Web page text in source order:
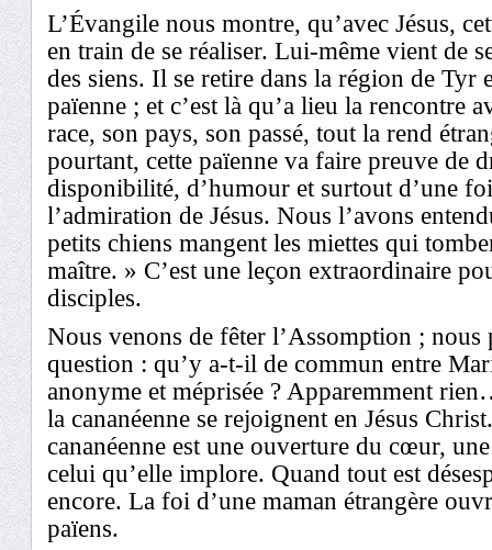
L’Évangile nous montre, qu’avec Jésus,
en train de se réaliser. Lui-même vient de
des siens. Il se retire dans la région de Tyr
païenne ; et c’est là qu’a lieu la rencontre
race, son pays, son passé, tout la rend
pourtant, cette païenne va faire preuve de
disponibilité, d’humour et surtout d’une
l’admiration de Jésus. Nous l’avons
petits chiens mangent les miettes qui
maître. » C’est une leçon extraordinaire
disciples.
Nous venons de fêter l’Assomption ;
question : qu’y a-t-il de commun entre
anonyme et méprisée ? Apparemment
la cananéenne se rejoignent en Jésus
cananéenne est une ouverture du cœur,
celui qu’elle implore. Quand tout est
encore. La foi d’une maman étrangère
païens.